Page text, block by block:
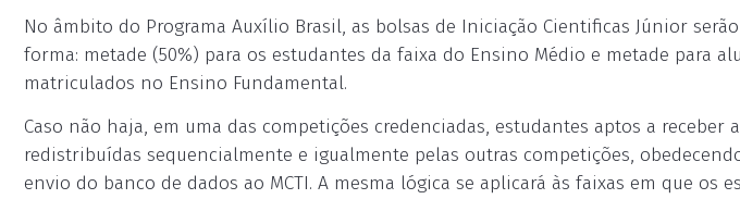
No âmbito do Programa Auxílio Brasil, as bolsas de Iniciação Cientificas Júnior
forma: metade (50%) para os estudantes da faixa do Ensino Médio e metade para
matriculados no Ensino Fundamental.
Caso não haja, em uma das competições credenciadas, estudantes aptos a receber
redistribuídas sequencialmente e igualmente pelas outras competições,
envio do banco de dados ao MCTI. A mesma lógica se aplicará às faixas em que os